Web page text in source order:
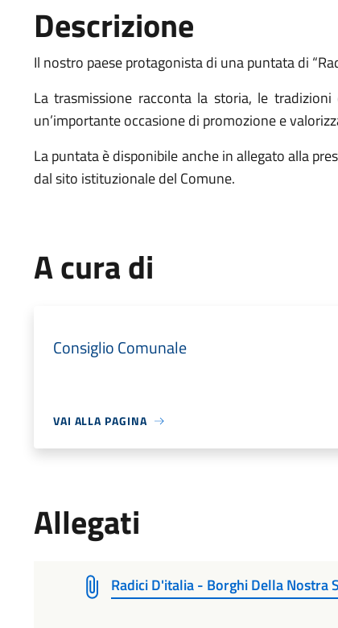
Descrizione
Il nostro paese protagonista di una puntata di
La trasmissione racconta la storia, le
un’importante occasione di promozione e
La puntata è disponibile anche in allegato alla
dal sito istituzionale del Comune.
A cura di
Consiglio Comunale
VAI ALLA PAGINA
Allegati
Radici D'italia - Borghi Della